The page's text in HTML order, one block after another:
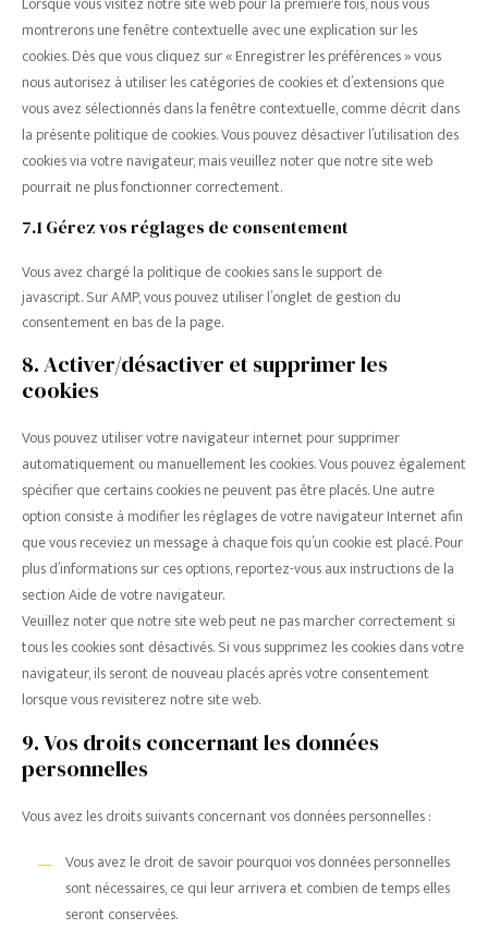
maps
divers
montrerons une fenêtre contextuelle avec une explication sur les
cookies. Dès que vous cliquez sur « Enregistrer les préférences » vous
nous autorisez à utiliser les catégories de cookies et d’extensions que
vous avez sélectionnés dans la fenêtre contextuelle, comme décrit dans
la présente politique de cookies. Vous pouvez désactiver l’utilisation des
cookies via votre navigateur, mais veuillez noter que notre site web
pourrait ne plus fonctionner correctement.
7.1 Gérez vos réglages de consentement
Vous avez chargé la politique de cookies sans le support de
javascript. Sur AMP, vous pouvez utiliser l’onglet de gestion du
consentement en bas de la page.
8. Activer/désactiver et supprimer les
cookies
Vous pouvez utiliser votre navigateur internet pour supprimer
automatiquement ou manuellement les cookies. Vous pouvez également
spécifier que certains cookies ne peuvent pas être placés. Une autre
option consiste à modifier les réglages de votre navigateur Internet afin
que vous receviez un message à chaque fois qu’un cookie est placé. Pour
plus d’informations sur ces options, reportez-vous aux instructions de la
section Aide de votre navigateur.
Veuillez noter que notre site web peut ne pas marcher correctement si
tous les cookies sont désactivés. Si vous supprimez les cookies dans votre
navigateur, ils seront de nouveau placés après votre consentement
lorsque vous revisiterez notre site web.
9. Vos droits concernant les données
personnelles
Vous avez les droits suivants concernant vos données personnelles :
Vous avez le droit de savoir pourquoi vos données personnelles
sont nécessaires, ce qui leur arrivera et combien de temps elles
seront conservées.